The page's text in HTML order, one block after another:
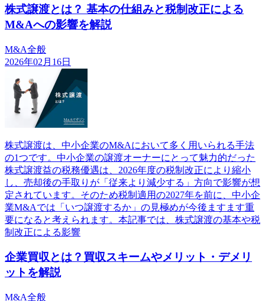
株式譲渡とは？ 基本の仕組みと税制改正による
M&Aへの影響を解説
M&A全般
2026年02月16日
株式譲渡は、中小企業のM&Aにおいて多く用いられる手法
の1つです。中小企業の譲渡オーナーにとって魅力的だった
株式譲渡益の税務優遇は、2026年度の税制改正により縮小
し、売却後の手取りが「従来より減少する」方向で影響が想
定されています。そのため税制適用の2027年を前に、中小企
業M&Aでは「いつ譲渡するか」の見極めが今後ますます重
要になると考えられます。本記事では、株式譲渡の基本や税
制改正による影響
企業買収とは？買収スキームやメリット・デメリ
ットを解説
M&A全般